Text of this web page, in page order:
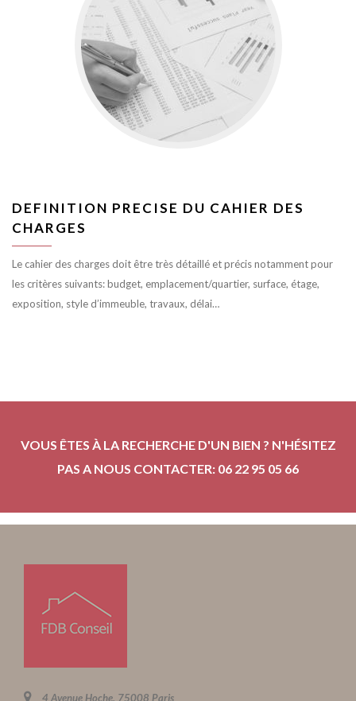
DEFINITION PRECISE DU CAHIER DES
CHARGES
Le cahier des charges doit être très détaillé et précis notamment pour
les critères suivants: budget, emplacement/quartier, surface, étage,
exposition, style d’immeuble, travaux, délai…
VOUS ÊTES À LA RECHERCHE D'UN BIEN ? N'HÉSITEZ
PAS A NOUS CONTACTER: 06 22 95 05 66
4 Avenue Hoche, 75008 Paris